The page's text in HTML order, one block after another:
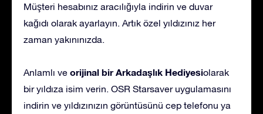
Müşteri hesabınız aracılığıyla indirin ve duvar
kağıdı olarak ayarlayın. Artık özel yıldızınız her
zaman yakınınızda.
Anlamlı ve orijinal bir Arkadaşlık Hediyesiolarak
bir yıldıza isim verin. OSR Starsaver uygulamasını
indirin ve yıldızınızın görüntüsünü cep telefonu ya